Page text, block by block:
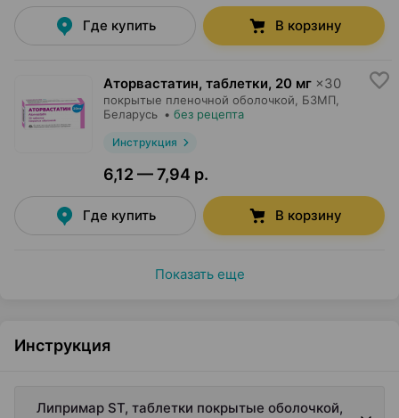
Где купить В корзину
Аторвастатин, таблетки, 20 мг ×30
покрытые пленочной оболочкой, БЗМП
Беларусь • без рецепта
Инструкция
6,12 — 7,94 р.
Где купить В корзину
Показать еще
Инструкция
Липримар ST, таблетки покрытые оболочкой,